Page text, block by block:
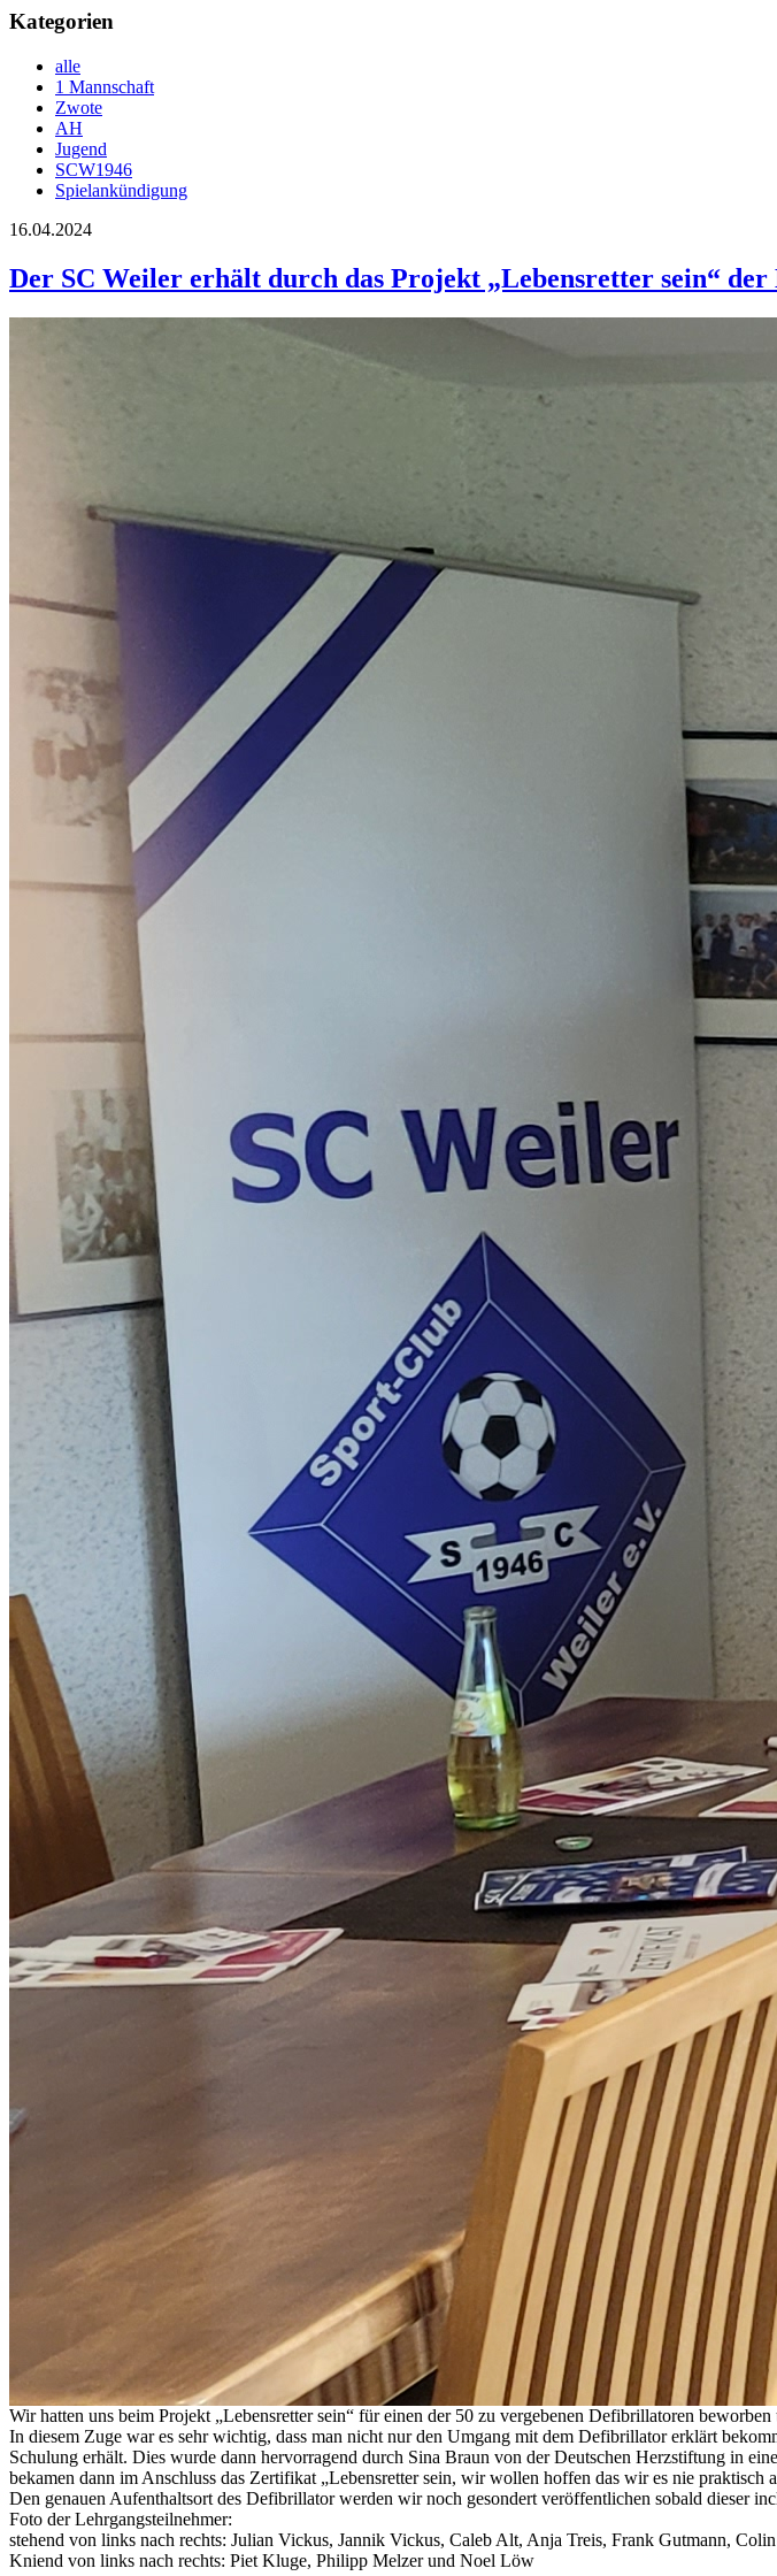
Kategorien
alle
1 Mannschaft
Zwote
AH
Jugend
SCW1946
Spielankündigung
16.04.2024
Der SC Weiler erhält durch das Projekt „Lebensretter sein“
Wir hatten uns beim Projekt „Lebensretter sein“ für einen der 50 zu vergebenen Defibrillatoren
In diesem Zuge war es sehr wichtig, dass man nicht nur den Umgang mit dem Defibrillator erklärt
Schulung erhält. Dies wurde dann hervorragend durch Sina Braun von der Deutschen Herzstiftung in
bekamen dann im Anschluss das Zertifikat „Lebensretter sein, wir wollen hoffen das wir es nie
Den genauen Aufenthaltsort des Defibrillator werden wir noch gesondert veröffentlichen sobald dieser
Foto der Lehrgangsteilnehmer:
stehend von links nach rechts: Julian Vickus, Jannik Vickus, Caleb Alt, Anja Treis, Frank Gutmann,
Kniend von links nach rechts: Piet Kluge, Philipp Melzer und Noel Löw